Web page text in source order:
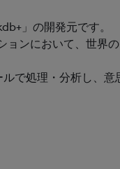
」の開発元です。
ンにおいて、世界
で処理・分析し、